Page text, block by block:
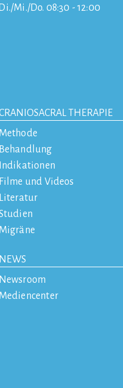
Di./Mi./Do. 08:30 - 12:00
THERAPIE
Methode
Behandlung
Indikationen
Filme und Videos
Literatur
Migräne
NEWS
Newsroom
Mediencenter